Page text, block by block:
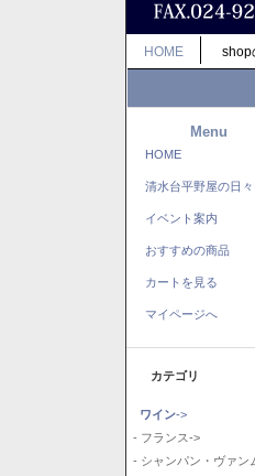
HOME shop
Menu
HOME
清水台平野屋の日々
イベント案内
おすすめの商品
カートを見る
マイページへ
カテゴリ
ワイン->
- フランス->
- シャンパン・ヴァン